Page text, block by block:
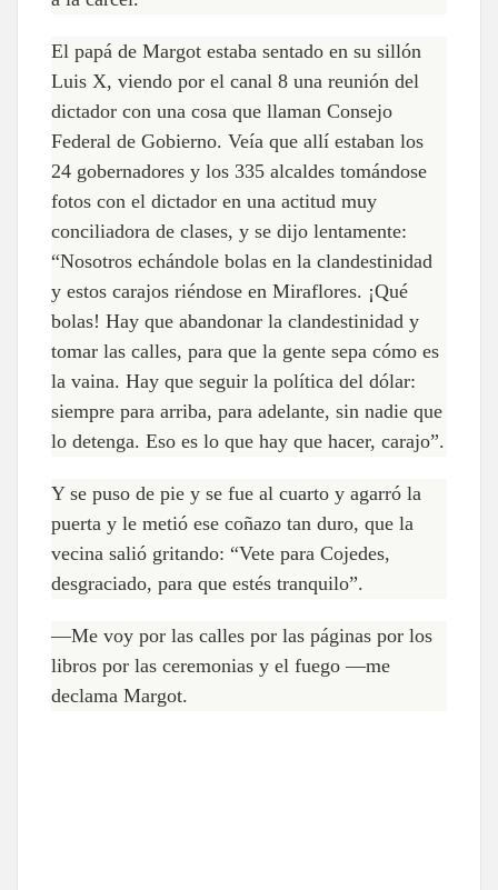
El papá de Margot estaba sentado en su sillón
Luis X, viendo por el canal 8 una reunión del
dictador con una cosa que llaman Consejo
Federal de Gobierno. Veía que allí estaban los
24 gobernadores y los 335 alcaldes tomándose
fotos con el dictador en una actitud muy
conciliadora de clases, y se dijo lentamente:
“Nosotros echándole bolas en la clandestinidad
y estos carajos riéndose en Miraflores. ¡Qué
bolas! Hay que abandonar la clandestinidad y
tomar las calles, para que la gente sepa cómo es
la vaina. Hay que seguir la política del dólar:
siempre para arriba, para adelante, sin nadie que
lo detenga. Eso es lo que hay que hacer, carajo”.
Y se puso de pie y se fue al cuarto y agarró la
puerta y le metió ese coñazo tan duro, que la
vecina salió gritando: “Vete para Cojedes,
desgraciado, para que estés tranquilo”.
—Me voy por las calles por las páginas por los
libros por las ceremonias y el fuego —me
declama Margot.